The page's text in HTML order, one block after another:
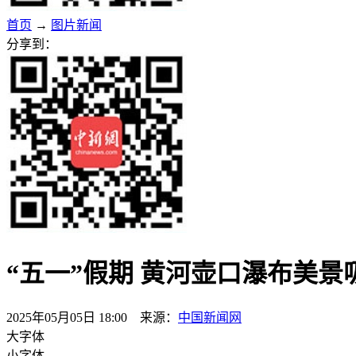
首页 → 图片新闻
分享到：
“五一”假期 黄河壶口瀑布美景
2025年05月05日 18:00 来源： 中国新闻网
大字体